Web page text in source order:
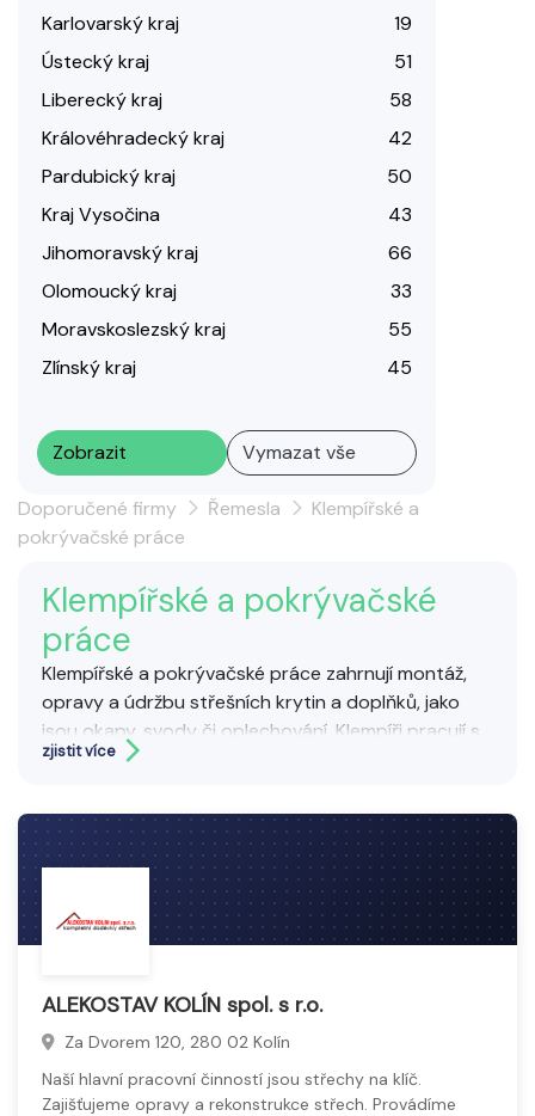
Karlovarský kraj
19
Ústecký kraj
51
Liberecký kraj
58
Královéhradecký kraj
42
Pardubický kraj
50
Kraj Vysočina
43
Jihomoravský kraj
66
Olomoucký kraj
33
Moravskoslezský kraj
55
Zlínský kraj
45
Zobrazit Vymazat vše
Doporučené firmy Řemesla
Klempířské a
pokrývačské práce
Klempířské a pokrývačské
práce
Klempířské a pokrývačské práce zahrnují montáž,
opravy a údržbu střešních krytin a doplňků, jako
jsou okapy, svody či oplechování. Klempíři pracují s
kovovými materiály, zatímco pokrývači se
Cílem je zajistit odolnou a estetickou střechu, která
chrání budovu před vlivy počasí.
zjistit více
ALEKOSTAV KOLÍN spol. s r.o.
Za Dvorem 120, 280 02 Kolín
Naší hlavní pracovní činností jsou střechy na klíč.
Zajišťujeme opravy a rekonstrukce střech. Provádíme